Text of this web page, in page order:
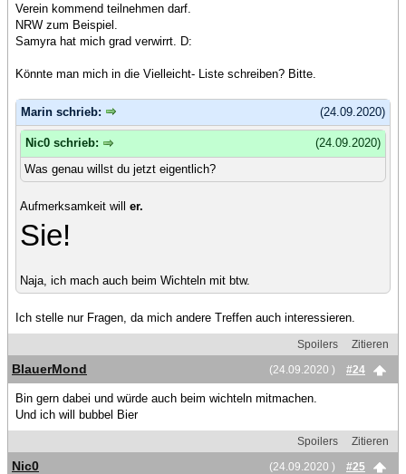
Verein kommend teilnehmen darf.
NRW zum Beispiel.
Samyra hat mich grad verwirrt. D:
Könnte man mich in die Vielleicht- Liste schreiben? Bitte.
(24.09.2020)
Marin schrieb:
(24.09.2020)
Nic0 schrieb:
Was genau willst du jetzt eigentlich?
Aufmerksamkeit will er.
Sie!
Naja, ich mach auch beim Wichteln mit btw.
Ich stelle nur Fragen, da mich andere Treffen auch interessieren.
Spoilers
Zitieren
(24.09.2020 )
#24
BlauerMond
Bin gern dabei und würde auch beim wichteln mitmachen.
Und ich will bubbel Bier
Spoilers
Zitieren
(24.09.2020 )
#25
Nic0